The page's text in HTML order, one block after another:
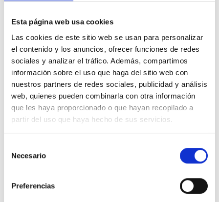
Esta página web usa cookies
Las cookies de este sitio web se usan para personalizar
el contenido y los anuncios, ofrecer funciones de redes
sociales y analizar el tráfico. Además, compartimos
información sobre el uso que haga del sitio web con
nuestros partners de redes sociales, publicidad y análisis
web, quienes pueden combinarla con otra información
que les haya proporcionado o que hayan recopilado a
partir del uso que haya hecho de sus servicios.
Necesario
Preferencias
5. Hay que subrayar nuevamente, que, si bien no
debes intentar incluirlo todo, tampoco debes
excluir nada en particular. Asegúrate de ser
honesto contigo mismo al hacer esta
distinción. Es posible que te sientas tentado de
enmascararla.